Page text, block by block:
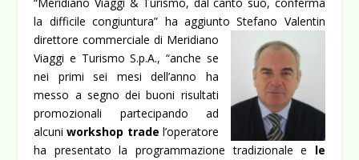
“Meridiano Viaggi & Turismo, dal canto suo, conferma
la difficile congiuntura” ha aggiunto Stefano Valentin
direttore commerciale di Meridiano
Viaggi e Turismo S.p.A., “anche se
nei primi sei mesi dell’anno ha
messo a segno dei buoni risultati
promozionali partecipando ad
alcuniworkshop trade l’operatore
ha presentato la programmazione tradizionale e le